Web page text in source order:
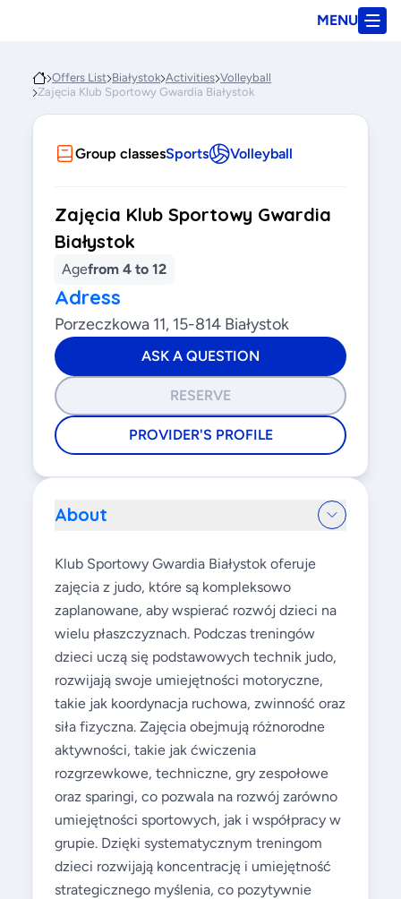
MENU
Offers List Białystok Activities Volleyball
Zajęcia Klub Sportowy Gwardia Białystok
Group classesSports Volleyball
Zajęcia Klub Sportowy Gwardia
Białystok
Agefrom 4 to 12
Adress
Porzeczkowa 11, 15-814 Białystok
ASK A QUESTION
RESERVE
PROVIDER'S PROFILE
About
Klub Sportowy Gwardia Białystok oferuje
zajęcia z judo, które są kompleksowo
zaplanowane, aby wspierać rozwój dzieci na
wielu płaszczyznach. Podczas treningów
dzieci uczą się podstawowych technik judo,
rozwijają swoje umiejętności motoryczne,
takie jak koordynacja ruchowa, zwinność oraz
siła fizyczna. Zajęcia obejmują różnorodne
aktywności, takie jak ćwiczenia
rozgrzewkowe, techniczne, gry zespołowe
oraz sparingi, co pozwala na rozwój zarówno
umiejętności sportowych, jak i współpracy w
grupie. Dzięki systematycznym treningom
dzieci rozwijają koncentrację i umiejętność
strategicznego myślenia, co pozytywnie